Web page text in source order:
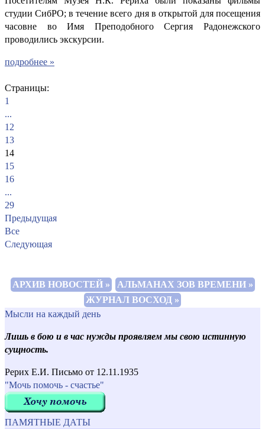
студии СибРО; в течение всего дня в открытой для посещения
часовне во Имя Преподобного Сергия Радонежского
проводились экскурсии.
подробнее »
Страницы:
1
...
12
13
14
15
16
...
29
Предыдущая
Все
Следующая
АРХИВ НОВОСТЕЙ »
АЛЬМАНАХ ЗОВ ВРЕМЕНИ »
ЖУРНАЛ ВОСХОД »
Мысли на каждый день
Лишь в бою и в час нужды проявляем мы свою истинную
сущность.
Рерих Е.И. Письмо от 12.11.1935
"Мочь помочь - счастье"
ПАМЯТНЫЕ ДАТЫ